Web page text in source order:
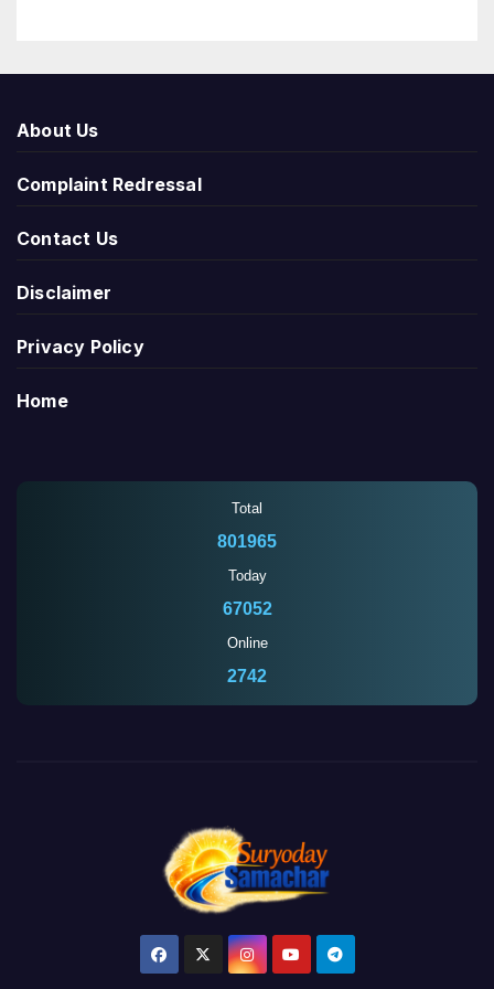
About Us
Complaint Redressal
Contact Us
Disclaimer
Privacy Policy
Home
Total
801965
Today
67052
Online
2742